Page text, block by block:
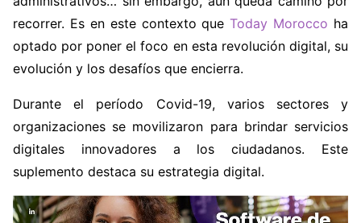
recorrer. Es en este contexto queToday Morocco ha
optado por poner el foco en esta revolución digital, su
evolución y los desafíos que encierra.
Durante el período Covid-19, varios sectores y
organizaciones se movilizaron para brindar servicios
digitales innovadores a los ciudadanos. Este
suplemento destaca su estrategia digital.